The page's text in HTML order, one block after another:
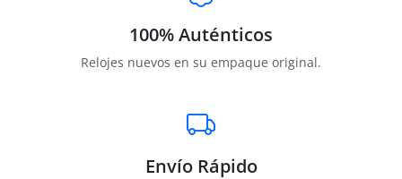
100% Auténticos
Relojes nuevos en su empaque original.
Envío Rápido